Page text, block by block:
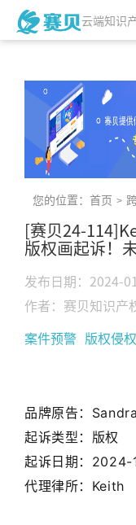
云端知识
您的位置： 首页 >
[赛贝24-
版权画起诉！
发布日期：2024-
作者：赛贝知识产
案件预警 版权侵权
品牌原告：
起诉类型：版权
起诉日期：2024-
代理律所：Keith